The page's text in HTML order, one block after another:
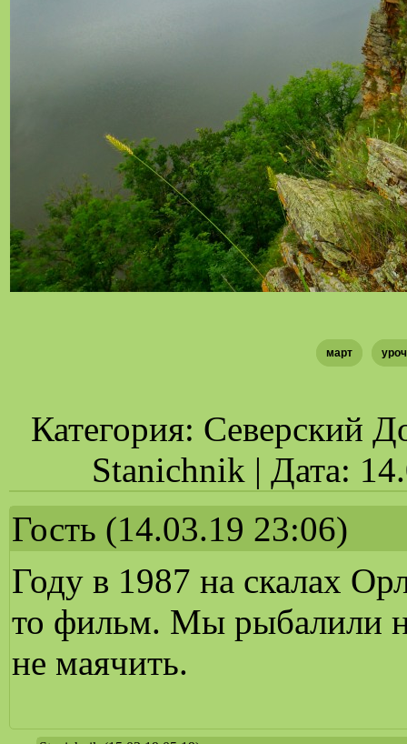
март
Категория: Северский
Stanichnik | Дата:
Гость (14.03.19 23:06)
Году в 1987 на скалах
то фильм. Мы рыбалили
не маячить.